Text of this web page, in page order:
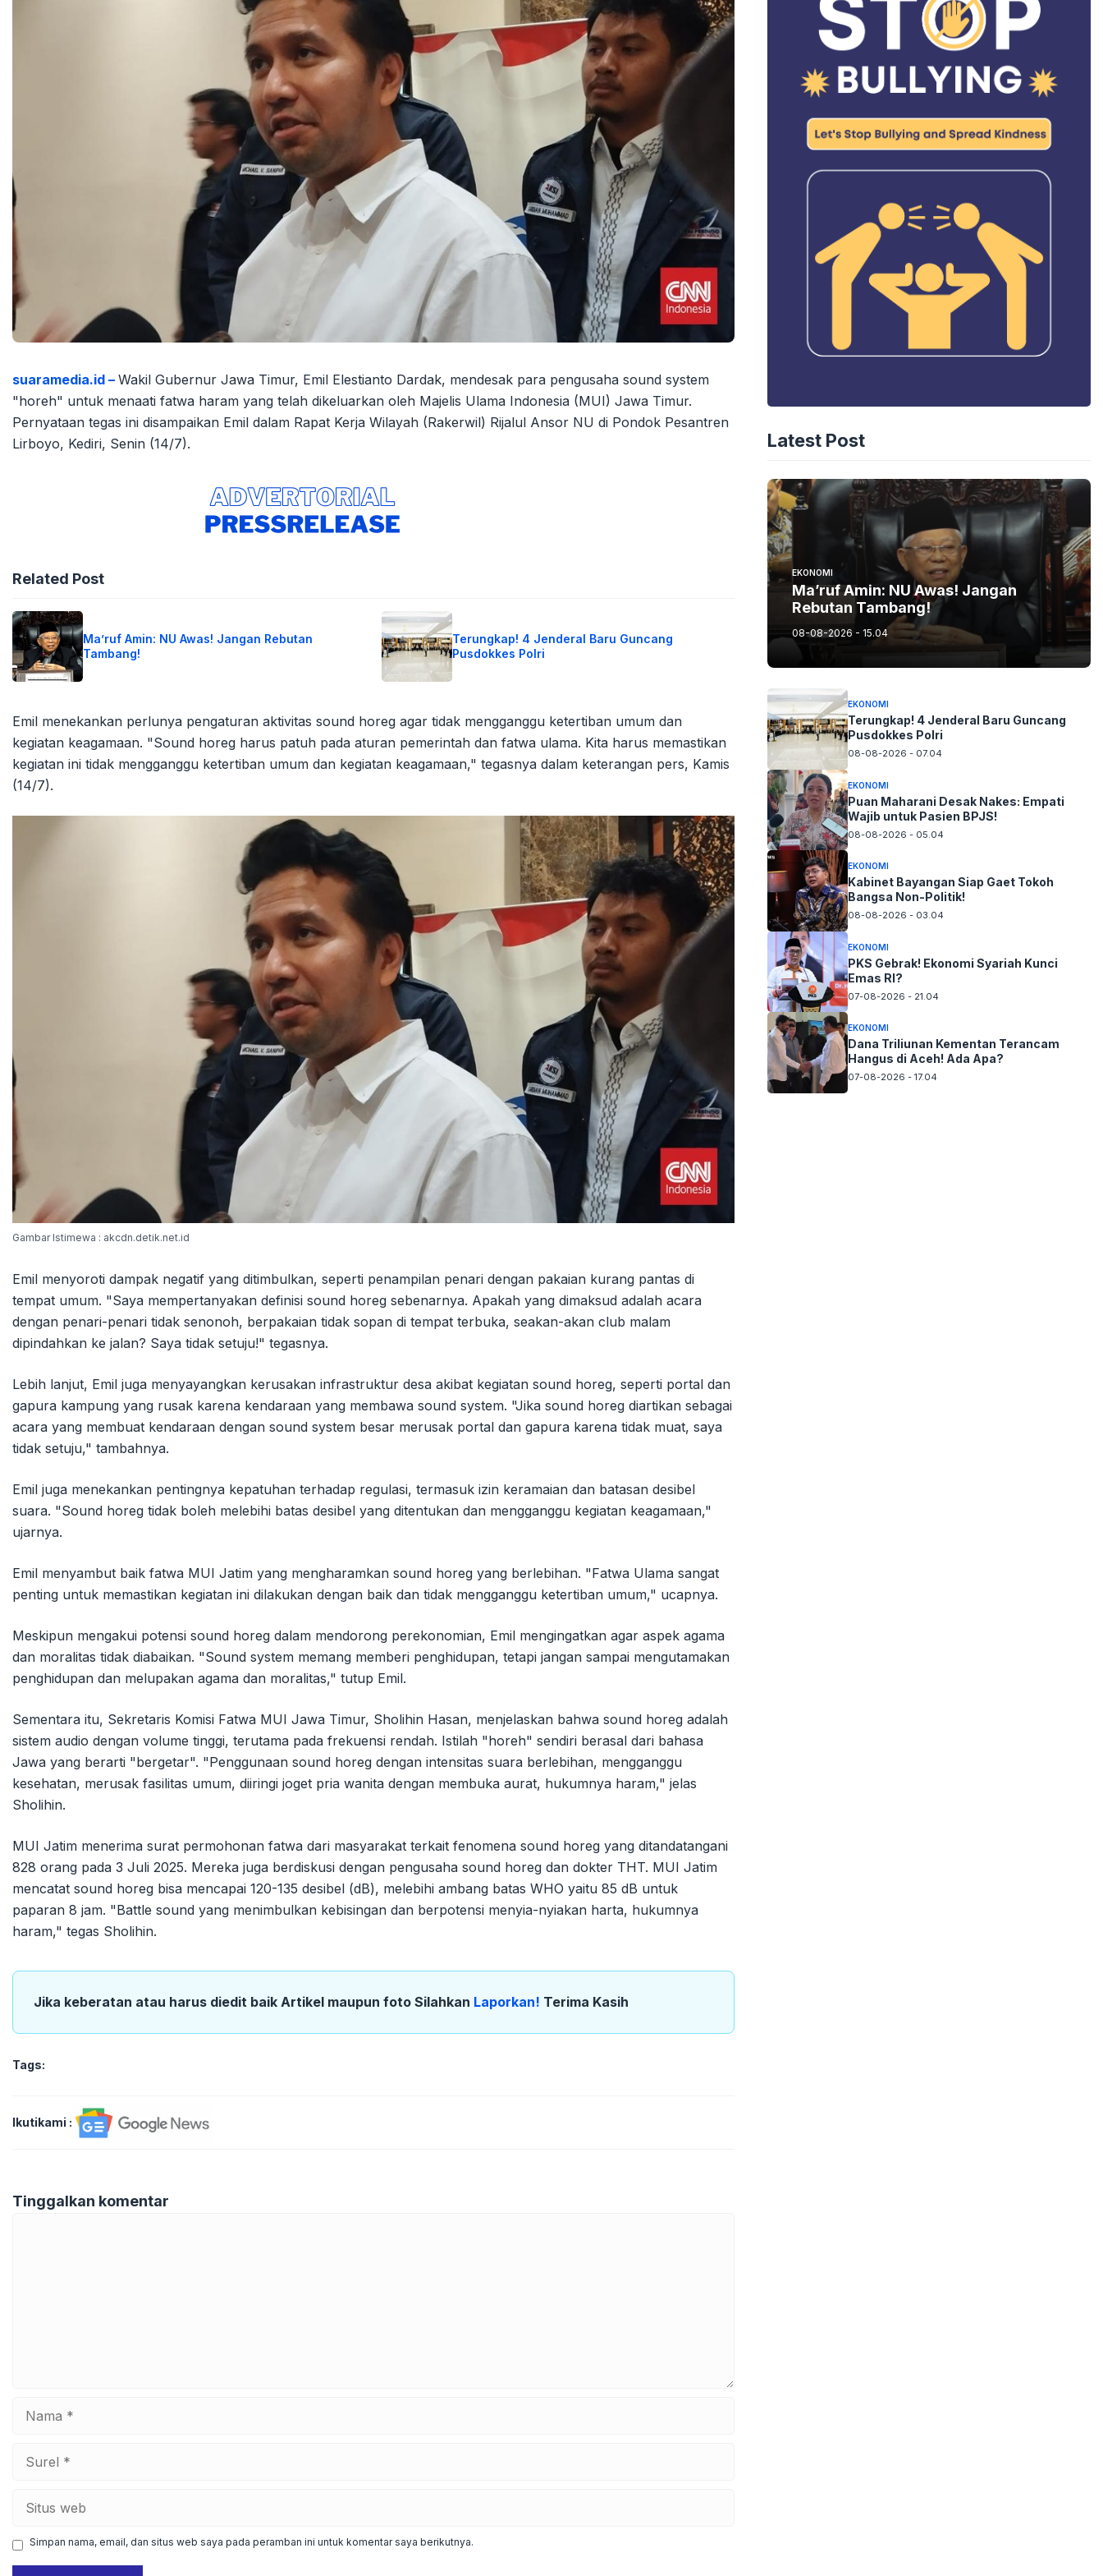
suaramedia.id – Wakil Gubernur Jawa Timur, Emil Elestianto Dardak, mendesak para pengusaha sound system
"horeh" untuk menaati fatwa haram yang telah dikeluarkan oleh Majelis Ulama Indonesia (MUI) Jawa Timur.
Pernyataan tegas ini disampaikan Emil dalam Rapat Kerja Wilayah (Rakerwil) Rijalul Ansor NU di Pondok Pesantren
Lirboyo, Kediri, Senin (14/7).
Related Post
Ma’ruf Amin: NU Awas! Jangan Rebutan
Tambang!
Terungkap! 4 Jenderal Baru Guncang
Pusdokkes Polri
Emil menekankan perlunya pengaturan aktivitas sound horeg agar tidak mengganggu ketertiban umum dan
kegiatan keagamaan. "Sound horeg harus patuh pada aturan pemerintah dan fatwa ulama. Kita harus memastikan
kegiatan ini tidak mengganggu ketertiban umum dan kegiatan keagamaan," tegasnya dalam keterangan pers, Kamis
(14/7).
Gambar Istimewa : akcdn.detik.net.id
Emil menyoroti dampak negatif yang ditimbulkan, seperti penampilan penari dengan pakaian kurang pantas di
tempat umum. "Saya mempertanyakan definisi sound horeg sebenarnya. Apakah yang dimaksud adalah acara
dengan penari-penari tidak senonoh, berpakaian tidak sopan di tempat terbuka, seakan-akan club malam
dipindahkan ke jalan? Saya tidak setuju!" tegasnya.
Lebih lanjut, Emil juga menyayangkan kerusakan infrastruktur desa akibat kegiatan sound horeg, seperti portal dan
gapura kampung yang rusak karena kendaraan yang membawa sound system. "Jika sound horeg diartikan sebagai
acara yang membuat kendaraan dengan sound system besar merusak portal dan gapura karena tidak muat, saya
tidak setuju," tambahnya.
Emil juga menekankan pentingnya kepatuhan terhadap regulasi, termasuk izin keramaian dan batasan desibel
suara. "Sound horeg tidak boleh melebihi batas desibel yang ditentukan dan mengganggu kegiatan keagamaan,"
ujarnya.
Emil menyambut baik fatwa MUI Jatim yang mengharamkan sound horeg yang berlebihan. "Fatwa Ulama sangat
penting untuk memastikan kegiatan ini dilakukan dengan baik dan tidak mengganggu ketertiban umum," ucapnya.
Meskipun mengakui potensi sound horeg dalam mendorong perekonomian, Emil mengingatkan agar aspek agama
dan moralitas tidak diabaikan. "Sound system memang memberi penghidupan, tetapi jangan sampai mengutamakan
penghidupan dan melupakan agama dan moralitas," tutup Emil.
Sementara itu, Sekretaris Komisi Fatwa MUI Jawa Timur, Sholihin Hasan, menjelaskan bahwa sound horeg adalah
sistem audio dengan volume tinggi, terutama pada frekuensi rendah. Istilah "horeh" sendiri berasal dari bahasa
Jawa yang berarti "bergetar". "Penggunaan sound horeg dengan intensitas suara berlebihan, mengganggu
kesehatan, merusak fasilitas umum, diiringi joget pria wanita dengan membuka aurat, hukumnya haram," jelas
Sholihin.
MUI Jatim menerima surat permohonan fatwa dari masyarakat terkait fenomena sound horeg yang ditandatangani
828 orang pada 3 Juli 2025. Mereka juga berdiskusi dengan pengusaha sound horeg dan dokter THT. MUI Jatim
mencatat sound horeg bisa mencapai 120-135 desibel (dB), melebihi ambang batas WHO yaitu 85 dB untuk
paparan 8 jam. "Battle sound yang menimbulkan kebisingan dan berpotensi menyia-nyiakan harta, hukumnya
haram," tegas Sholihin.
Jika keberatan atau harus diedit baik Artikel maupun foto Silahkan Laporkan! Terima Kasih
Tags:
Ikutikami :
Tinggalkan komentar
Simpan nama, email, dan situs web saya pada peramban ini untuk komentar saya berikutnya.
Latest Post
EKONOMI
Ma’ruf Amin: NU Awas! Jangan
Rebutan Tambang!
08-08-2026 - 15.04
EKONOMI
Terungkap! 4 Jenderal Baru Guncang
Pusdokkes Polri
08-08-2026 - 07.04
EKONOMI
Puan Maharani Desak Nakes: Empati
Wajib untuk Pasien BPJS!
08-08-2026 - 05.04
EKONOMI
Kabinet Bayangan Siap Gaet Tokoh
Bangsa Non-Politik!
08-08-2026 - 03.04
EKONOMI
PKS Gebrak! Ekonomi Syariah Kunci
Emas RI?
07-08-2026 - 21.04
EKONOMI
Dana Triliunan Kementan Terancam
Hangus di Aceh! Ada Apa?
07-08-2026 - 17.04